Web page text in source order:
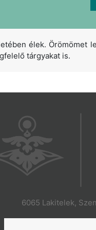
élek. Örömömet
tárgyakat is.
6065 Lakitelek,
E-mail: